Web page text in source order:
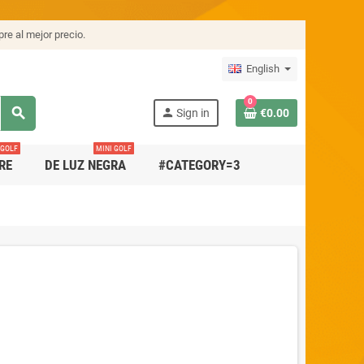
al mejor precio.
English
search person Sign in
0
€0.00
DE LUZ NEGRA
MINI GOLF
#CATEGORY=3